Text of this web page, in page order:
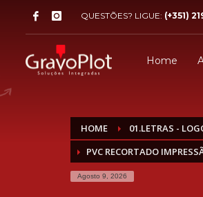
QUESTÕES? LIGUE: (+351)
Home
HOME
01.LETRAS -
PVC RECORTADO
Agosto 9, 2026